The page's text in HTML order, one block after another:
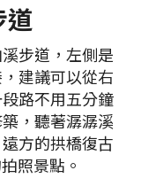
道
步道，左側是
建議可以從右
路不用五分鐘
，聽著潺潺溪
方的拱橋復古
照景點。